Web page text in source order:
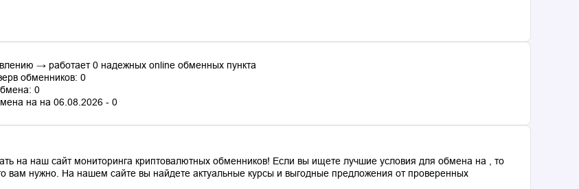
→ работает 0 надежных online обменных пункта
обменников: 0
0
на на 06.08.2026 - 0
на наш сайт мониторинга криптовалютных обменников! Если вы ищете лучшие условия для обмена на , то
вам нужно. На нашем сайте вы найдете актуальные курсы и выгодные предложения от проверенных